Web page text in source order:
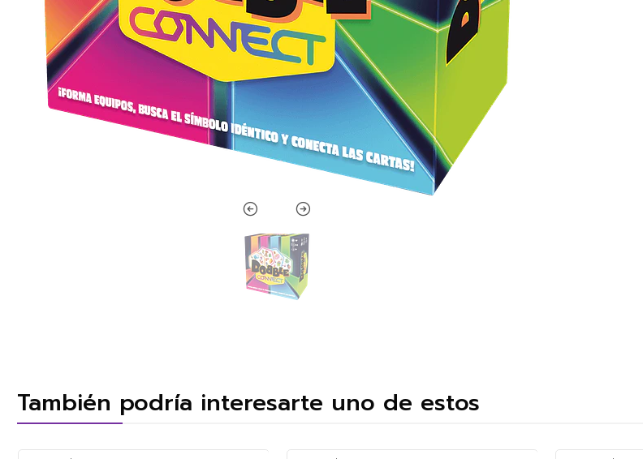
También podría interesarte uno de estos